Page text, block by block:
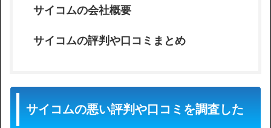
サイコムの会社概要
サイコムの評判や口コミまとめ
サイコムの悪い評判や口コミを調査した